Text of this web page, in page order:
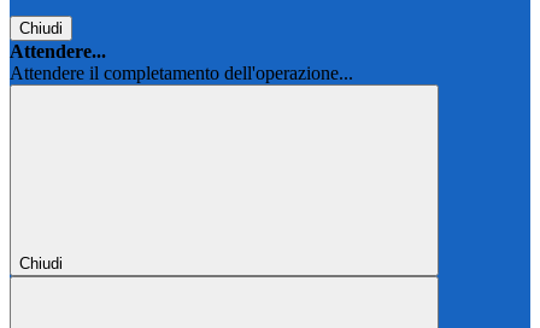
Chiudi
Attendere...
Attendere il completamento dell'operazione...
Chiudi